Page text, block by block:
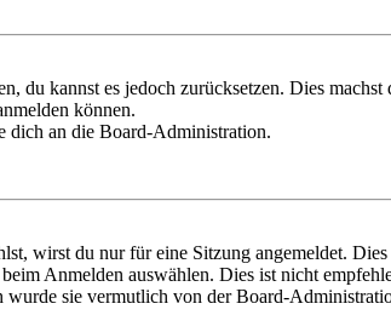
kannst es jedoch zurücksetzen. Dies
können.
dich an die Board-Administration.
wirst du nur für eine Sitzung angemeldet.
Anmelden auswählen. Dies ist nicht
sie vermutlich von der Board-